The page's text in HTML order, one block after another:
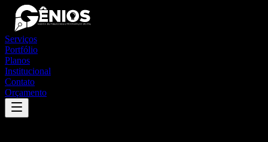
Serviços
Portfólio
Planos
Institucional
Contato
Orçamento